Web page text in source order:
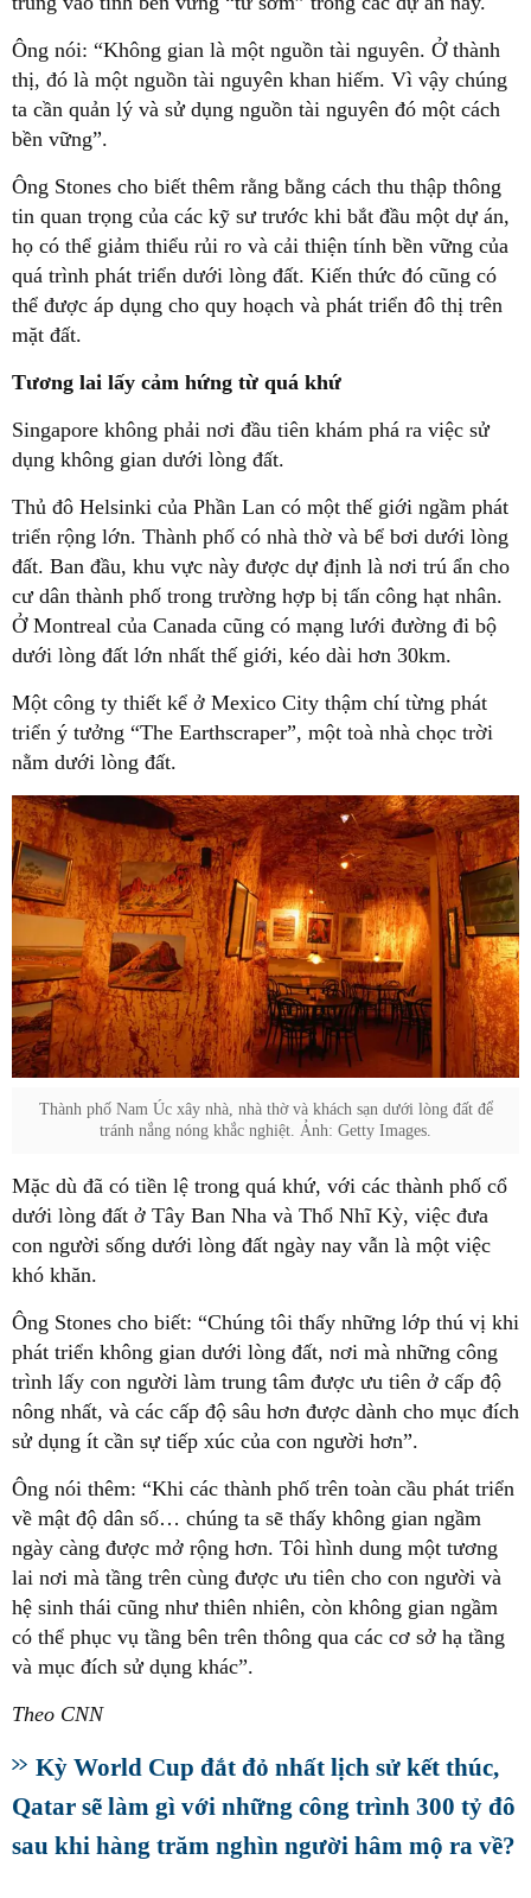
Ông nói: “Không gian là một nguồn tài nguyên. Ở thành
thị, đó là một nguồn tài nguyên khan hiếm. Vì vậy chúng
ta cần quản lý và sử dụng nguồn tài nguyên đó một cách
bền vững”.
Ông Stones cho biết thêm rằng bằng cách thu thập thông
tin quan trọng của các kỹ sư trước khi bắt đầu một dự án,
họ có thể giảm thiểu rủi ro và cải thiện tính bền vững của
quá trình phát triển dưới lòng đất. Kiến thức đó cũng có
thể được áp dụng cho quy hoạch và phát triển đô thị trên
mặt đất.
Tương lai lấy cảm hứng từ quá khứ
Singapore không phải nơi đầu tiên khám phá ra việc sử
dụng không gian dưới lòng đất.
Thủ đô Helsinki của Phần Lan có một thế giới ngầm phát
triển rộng lớn. Thành phố có nhà thờ và bể bơi dưới lòng
đất. Ban đầu, khu vực này được dự định là nơi trú ẩn cho
cư dân thành phố trong trường hợp bị tấn công hạt nhân.
Ở Montreal của Canada cũng có mạng lưới đường đi bộ
dưới lòng đất lớn nhất thế giới, kéo dài hơn 30km.
Một công ty thiết kể ở Mexico City thậm chí từng phát
triển ý tưởng “The Earthscraper”, một toà nhà chọc trời
nằm dưới lòng đất.
Thành phố Nam Úc xây nhà, nhà thờ và khách sạn dưới lòng đất để
tránh nắng nóng khắc nghiệt. Ảnh: Getty Images.
Mặc dù đã có tiền lệ trong quá khứ, với các thành phố cổ
dưới lòng đất ở Tây Ban Nha và Thổ Nhĩ Kỳ, việc đưa
con người sống dưới lòng đất ngày nay vẫn là một việc
khó khăn.
Ông Stones cho biết: “Chúng tôi thấy những lớp thú vị khi
phát triển không gian dưới lòng đất, nơi mà những công
trình lấy con người làm trung tâm được ưu tiên ở cấp độ
nông nhất, và các cấp độ sâu hơn được dành cho mục đích
sử dụng ít cần sự tiếp xúc của con người hơn”.
Ông nói thêm: “Khi các thành phố trên toàn cầu phát triển
về mật độ dân số… chúng ta sẽ thấy không gian ngầm
ngày càng được mở rộng hơn. Tôi hình dung một tương
lai nơi mà tầng trên cùng được ưu tiên cho con người và
hệ sinh thái cũng như thiên nhiên, còn không gian ngầm
có thể phục vụ tầng bên trên thông qua các cơ sở hạ tầng
và mục đích sử dụng khác”.
Theo CNN
Kỳ World Cup đắt đỏ nhất lịch sử kết thúc,
Qatar sẽ làm gì với những công trình 300 tỷ đô
sau khi hàng trăm nghìn người hâm mộ ra về?